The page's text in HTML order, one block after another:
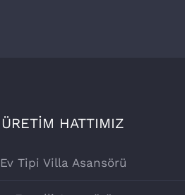
ÜRETİM HATTIMIZ
Ev Tipi Villa Asansörü